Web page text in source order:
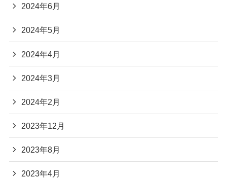
2024年6月
2024年5月
2024年4月
2024年3月
2024年2月
2023年12月
2023年8月
2023年4月